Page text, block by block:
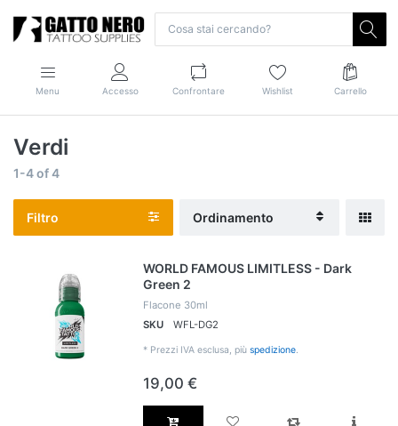
Menu Accesso Confrontare Wishlist Carrello
Verdi
1-4of4
Filtro Ordinamento
WORLD FAMOUS LIMITLESS - Dark
Green 2
Flacone 30ml
SKU
WFL-DG2
* Prezzi IVA esclusa, più spedizione.
19,00 €